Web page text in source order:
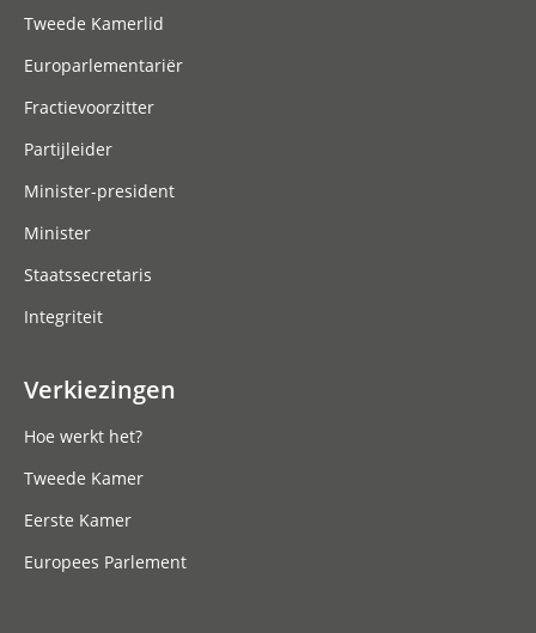
Tweede Kamerlid
Europarlementariër
Fractievoorzitter
Partijleider
Minister-president
Minister
Staatssecretaris
Integriteit
Verkiezingen
Hoe werkt het?
Tweede Kamer
Eerste Kamer
Europees Parlement